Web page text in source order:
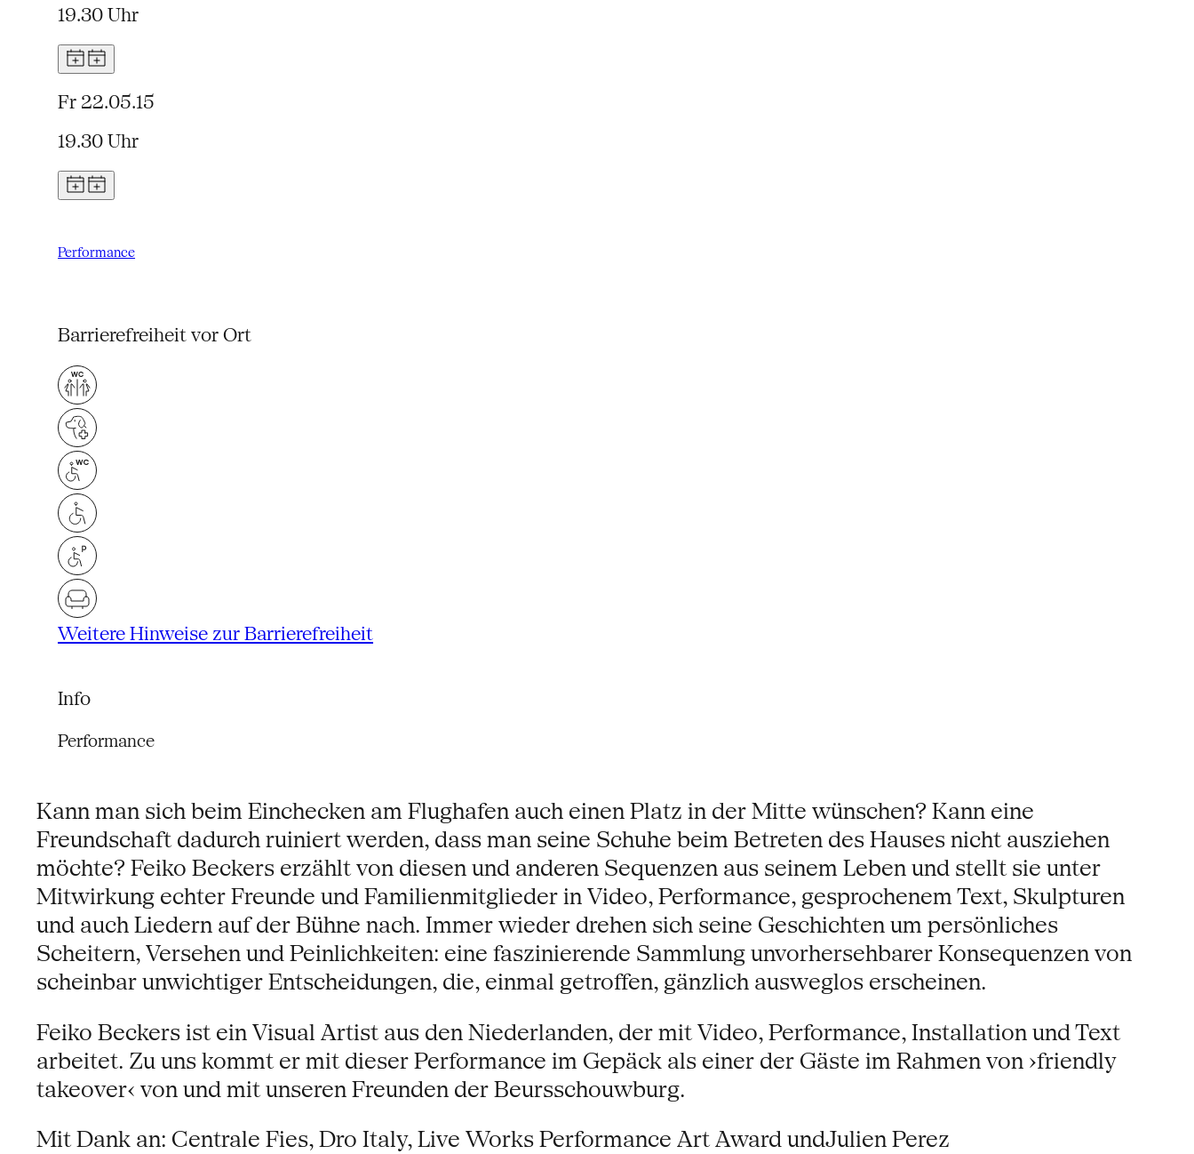
19.30 Uhr
Fr 22.05.15
19.30 Uhr
Performance
Barrierefreiheit vor Ort
Weitere Hinweise zur Barrierefreiheit
Info
Performance
Kann man sich beim Einchecken am Flughafen auch einen Platz in der Mitte wünschen? Kann eine
Freundschaft dadurch ruiniert werden, dass man seine Schuhe beim Betreten des Hauses nicht ausziehen
möchte? Feiko Beckers erzählt von diesen und anderen Sequenzen aus seinem Leben und stellt sie unter
Mitwirkung echter Freunde und Familienmitglieder in Video, Performance, gesprochenem Text, Skulpturen
und auch Liedern auf der Bühne nach. Immer wieder drehen sich seine Geschichten um persönliches
Scheitern, Versehen und Peinlichkeiten: eine faszinierende Sammlung unvorhersehbarer Konsequenzen von
scheinbar unwichtiger Entscheidungen, die, einmal getroffen, gänzlich ausweglos erscheinen.
Feiko Beckers ist ein Visual Artist aus den Niederlanden, der mit Video, Performance, Installation und Text
arbeitet. Zu uns kommt er mit dieser Performance im Gepäck als einer der Gäste im Rahmen von ›friendly
takeover‹ von und mit unseren Freunden der Beursschouwburg.
Mit Dank an: Centrale Fies, Dro Italy, Live Works Performance Art Award undJulien Perez